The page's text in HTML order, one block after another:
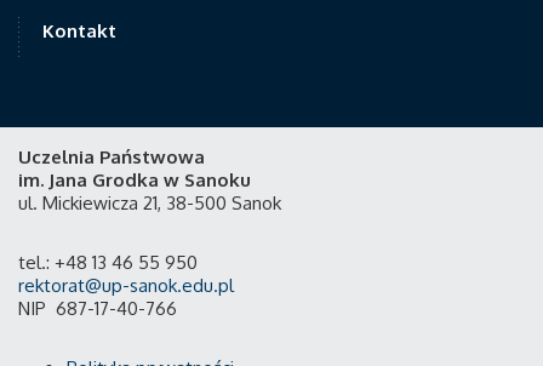
Kontakt
Uczelnia Państwowa
im. Jana Grodka w Sanoku
ul. Mickiewicza 21, 38-500 Sanok
tel.: +48 13 46 55 950
rektorat@up-sanok.edu.pl
NIP 687-17-40-766